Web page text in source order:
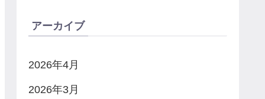
アーカイブ
2026年4月
2026年3月